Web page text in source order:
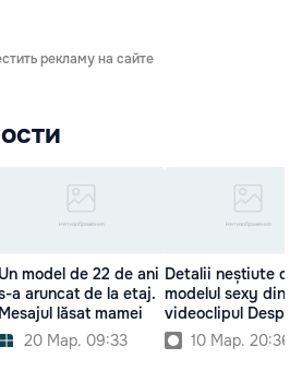
рекламу на сайте
Un model de 22 de ani
a aruncat de la etaj.
Mesajul lăsat mamei
20 Мар. 09:33
Detalii neștiute
modelul sexy din
videoclipul
10 Мар. 20:36